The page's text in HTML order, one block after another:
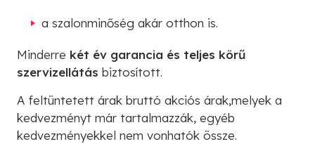
a szalonminőség akár otthon is.
Minderre két év garancia és teljes körű
szervizellátás biztosított.
A feltüntetett árak bruttó akciós árak,melyek a
kedvezményt már tartalmazzák, egyéb
kedvezményekkel nem vonhatók össze.